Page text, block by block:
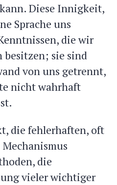
Diese Innigkeit,
Sprache uns
die wir
besitzen; sie sind
von uns getrennt,
nicht wahrhaft
die fehlerhaften, oft
die
vieler wichtiger